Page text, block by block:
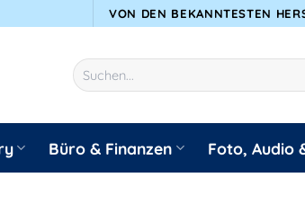
VON DEN BEKANNTESTEN
Suchen
nach:
Büro & Finanzen Foto, Audio